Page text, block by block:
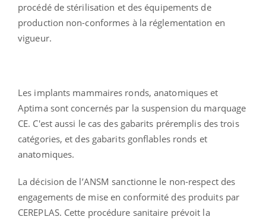
procédé de stérilisation et des équipements de
production non-conformes à la réglementation en
vigueur.
Les implants mammaires ronds, anatomiques et
Aptima sont concernés par la suspension du marquage
CE. C'est aussi le cas des gabarits préremplis des trois
catégories, et des gabarits gonflables ronds et
anatomiques.
La décision de l’ANSM sanctionne le non-respect des
engagements de mise en conformité des produits par
CEREPLAS. Cette procédure sanitaire prévoit la